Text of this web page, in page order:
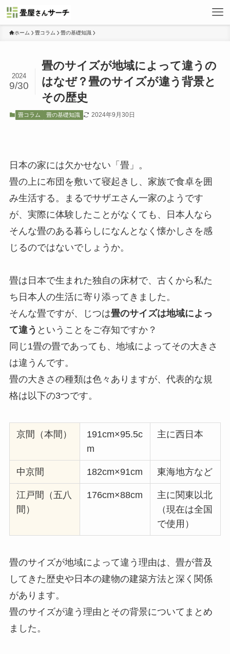
ホーム 畳コラム 畳の基礎知識
畳のサイズが地域によって違うの
はなぜ？畳のサイズが違う背景と
その歴史
2024
9/30
畳コラム 畳の基礎知識 2024年9月30日
日本の家には欠かせない「畳」。
畳の上に布団を敷いて寝起きし、家族で食卓を囲
み生活する。まるでサザエさん一家のようです
が、実際に体験したことがなくても、日本人なら
そんな畳のある暮らしになんとなく懐かしさを感
じるのではないでしょうか。
畳は日本で生まれた独自の床材で、古くから私た
ち日本人の生活に寄り添ってきました。
そんな畳ですが、じつは畳のサイズは地域によっ
て違う ということをご存知ですか？
同じ1畳の畳であっても、地域によってその大きさ
は違うんです。
畳の大きさの種類は色々ありますが、代表的な規
格は以下の3つです。
京間（本間）
191cm×95.5c
m
主に西日本
中京間 182cm×91cm 東海地方など
江戸間（五八
間）
176cm×88cm
主に関東以北
（現在は全国
で使用）
畳のサイズが地域によって違う理由は、畳が普及
してきた歴史や日本の建物の建築方法と深く関係
があります。
畳のサイズが違う理由とその背景についてまとめ
ました。